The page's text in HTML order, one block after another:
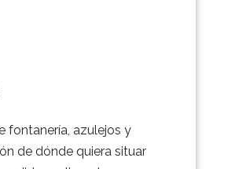
fontanería, azulejos y
de dónde quiera situar